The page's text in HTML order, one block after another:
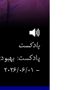
پادکست
پادکست:
- 2026/06/01